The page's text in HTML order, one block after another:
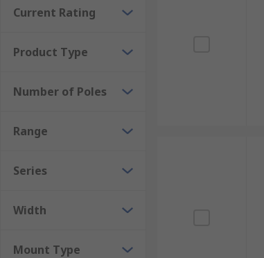
Thermal automotive circuit breakers are
Current Rating
Product Type
Number of Poles
Range
Series
Width
Mount Type